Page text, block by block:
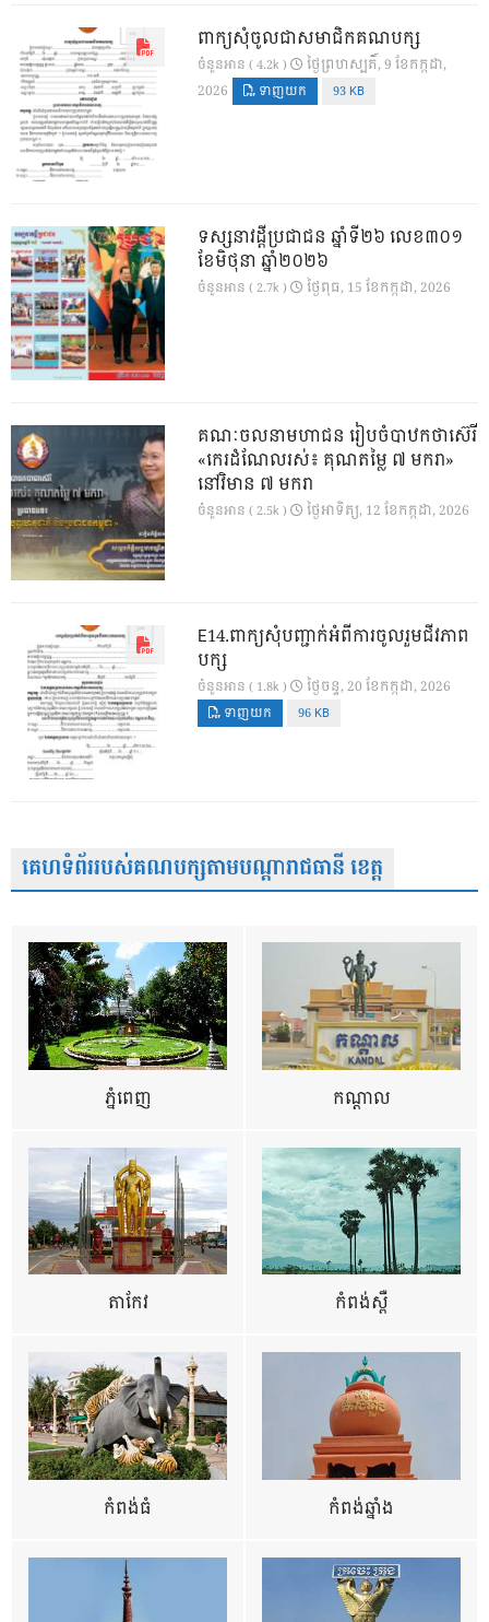
ពាក្យសុំចូលជាសមាជិកគណបក្ស
ចំនួនអាន ( 4.2k )
ថ្ងៃ​ព្រហស្បតិ៍, 9 ខែ​កក្កដា,
2026
ទាញយក 93 KB
ទស្សនាវដ្ដីប្រជាជន ឆ្នាំទី២៦ លេខ៣០១
ខែមិថុនា ឆ្នាំ២០២៦
ចំនួនអាន ( 2.7k ) ថ្ងៃ​ពុធ, 15 ខែ​កក្កដា, 2026
គណៈចលនាមហាជន រៀបចំបាឋកថាស៊េរី
«កេរដំណែលរស់៖ គុណតម្លៃ ៧ មករា»
នៅវិមាន ៧ មករា
ចំនួនអាន ( 2.5k ) ថ្ងៃ​អាទិត្យ, 12 ខែ​កក្កដា, 2026
E14.ពាក្យសុំបញ្ជាក់អំពីការចូលរួមជីវភាព
បក្ស
ចំនួនអាន ( 1.8k ) ថ្ងៃ​ចន្ទ, 20 ខែ​កក្កដា, 2026
ទាញយក 96 KB
គេហទំព័ររបស់គណបក្សតាមបណ្តារាជធានី ខេត្ត
ភ្នំពេញ កណ្តាល
តាកែវ កំពង់ស្ពឺ
កំពង់ធំ កំពង់ឆ្នាំង